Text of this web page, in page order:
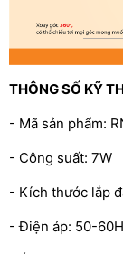
THÔNG SỐ KỸ
- Mã sản phẩm:
- Công suất: 7W
- Kích thước lắp
- Điện áp: 50-